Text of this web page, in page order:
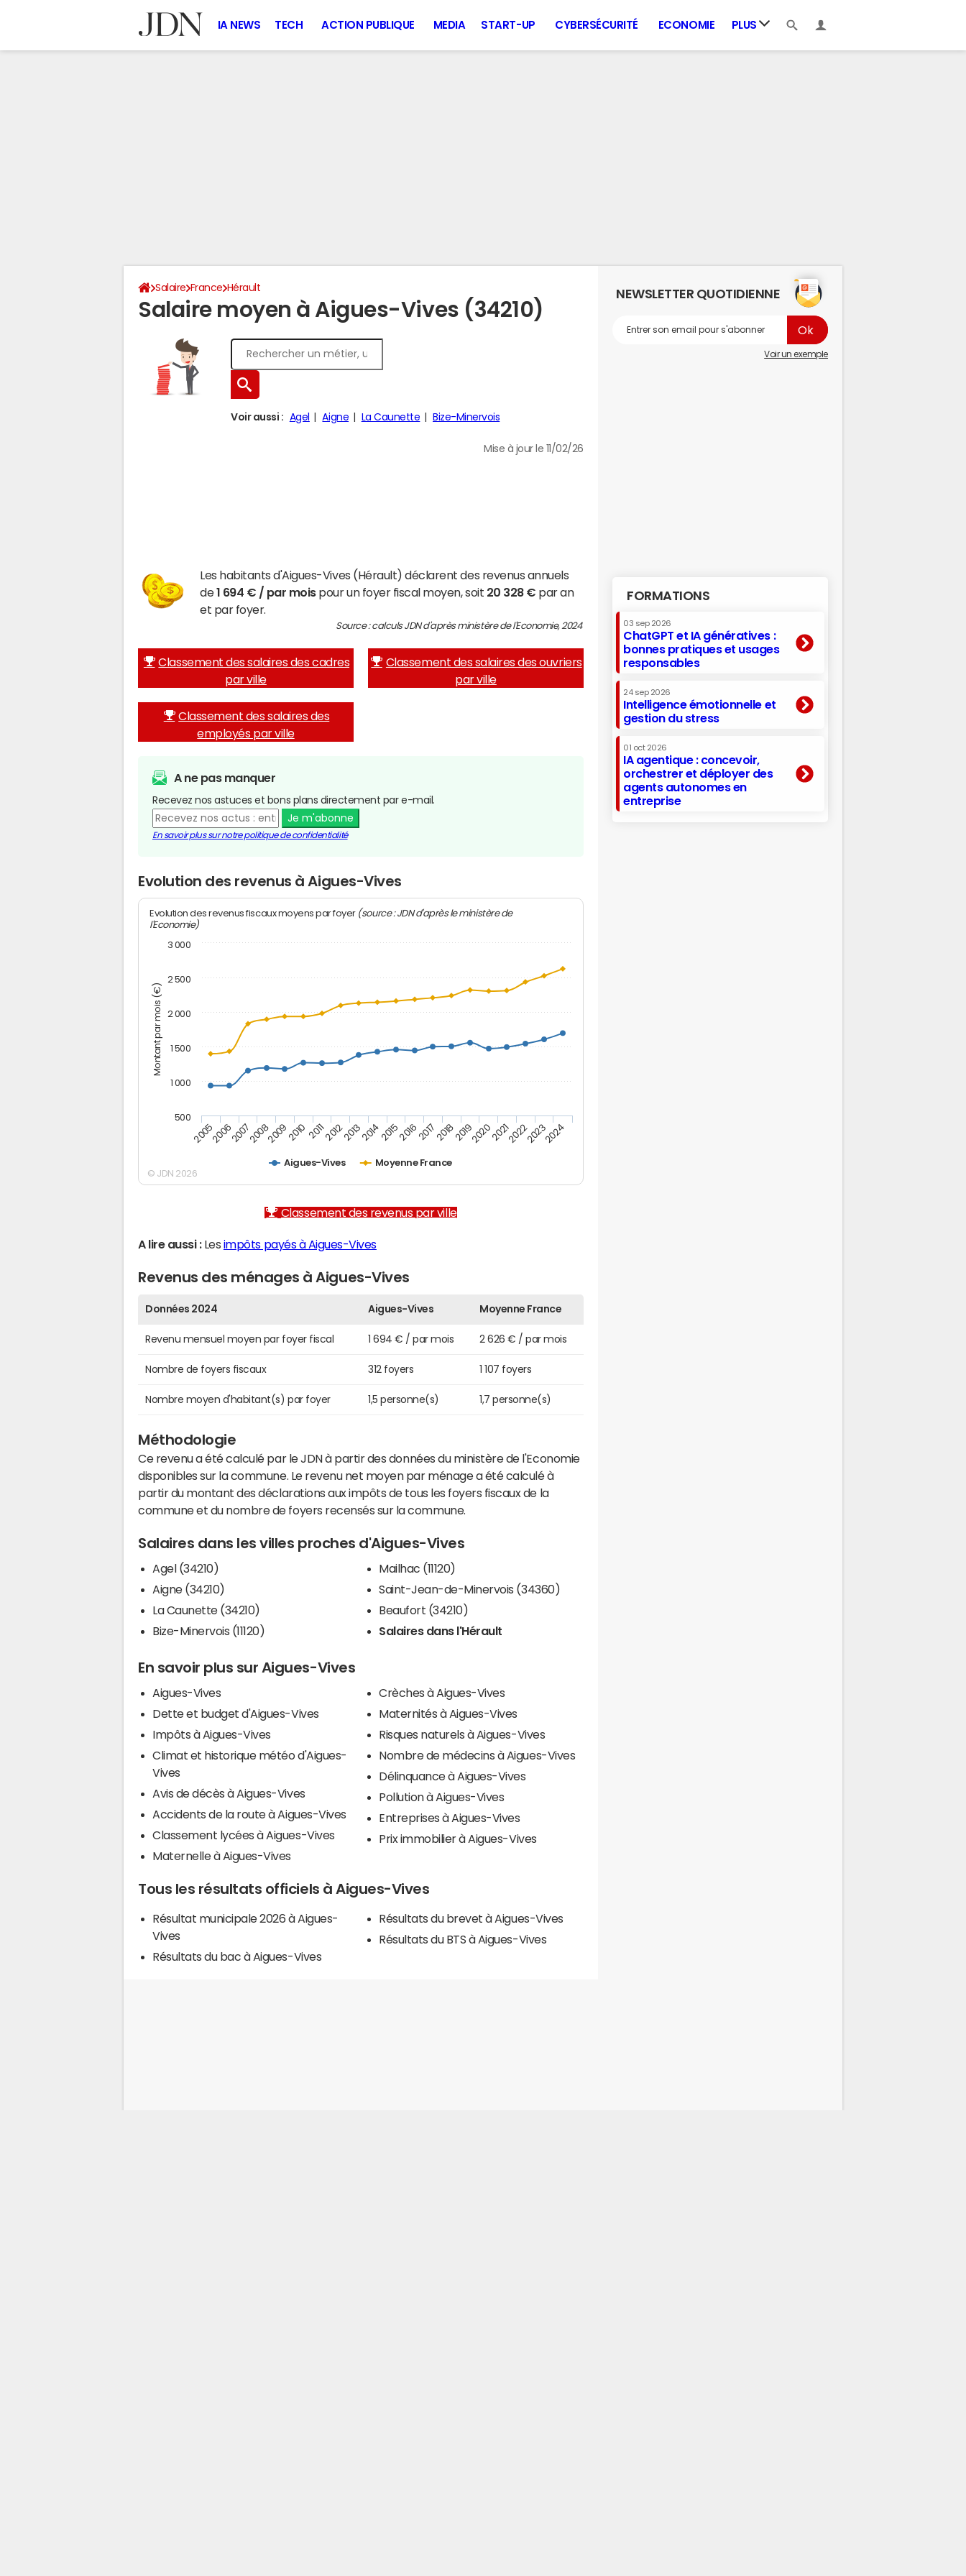
IA NEWS TECH ACTION PUBLIQUE MEDIA START-UP CYBERSÉCURITÉ ECONOMIE PLUS
Salaire France Hérault
Salaire moyen à Aigues-Vives (34210)
Voir aussi : Agel Aigne La Caunette Bize-Minervois
Mise à jour le 11/02/26
Les habitants d'Aigues-Vives (Hérault) déclarent des revenus annuels
de1 694 € / par moispour un foyer fiscal moyen, soit 20 328 € par an
et par foyer.
Source : calculs JDN d'après ministère de l'Economie, 2024
Classement des salaires des cadres
par ville
Classement des salaires des ouvriers
par ville
Classement des salaires des
employés par ville
A ne pas manquer
Recevez nos astuces et bons plans directement par e-mail.
Je m'abonne
En savoir plus sur notre politique de confidentialité
Evolution des revenus à Aigues-Vives
Montant par mois (€)
Evolution des revenus fiscaux moyens par foyer (source : JDN d'après le ministère de
l'Economie)
Aigues-Vives Moyenne France
200520062007200820092010 20112012201320142015201620172018201920202021202220232024
500
1 000
1 500
2 000
2 500
3 000
© JDN 2026
Classement des revenus par ville
A lire aussi :Les impôts payés à Aigues-Vives
Revenus des ménages à Aigues-Vives
Données 2024 Aigues-Vives Moyenne France
Revenu mensuel moyen par foyer fiscal 1 694 € / par mois 2 626 € / par mois
Nombre de foyers fiscaux 312 foyers 1 107 foyers
Nombre moyen d'habitant(s) par foyer 1,5 personne(s) 1,7 personne(s)
Méthodologie
Ce revenu a été calculé par le JDN à partir des données du ministère de l'Economie
disponibles sur la commune. Le revenu net moyen par ménage a été calculé à
partir du montant des déclarations aux impôts de tous les foyers fiscaux de la
commune et du nombre de foyers recensés sur la commune.
Salaires dans les villes proches d'Aigues-Vives
Agel (34210)
Aigne (34210)
La Caunette (34210)
Bize-Minervois (11120)
Mailhac (11120)
Saint-Jean-de-Minervois (34360)
Beaufort (34210)
Salaires dans l'Hérault
En savoir plus sur Aigues-Vives
Aigues-Vives
Dette et budget d'Aigues-Vives
Impôts à Aigues-Vives
Climat et historique météo d'Aigues-
Vives
Avis de décès à Aigues-Vives
Accidents de la route à Aigues-Vives
Classement lycées à Aigues-Vives
Maternelle à Aigues-Vives
Crèches à Aigues-Vives
Maternités à Aigues-Vives
Risques naturels à Aigues-Vives
Nombre de médecins à Aigues-Vives
Délinquance à Aigues-Vives
Pollution à Aigues-Vives
Entreprises à Aigues-Vives
Prix immobilier à Aigues-Vives
Tous les résultats officiels à Aigues-Vives
Résultat municipale 2026 à Aigues-
Vives
Résultats du bac à Aigues-Vives
Résultats du brevet à Aigues-Vives
Résultats du BTS à Aigues-Vives
NEWSLETTER QUOTIDIENNE
Voir un exemple
FORMATIONS
03 sep 2026
ChatGPT et IA génératives :
bonnes pratiques et usages
responsables
24 sep 2026
Intelligence émotionnelle et
gestion du stress
01 oct 2026
IA agentique : concevoir,
orchestrer et déployer des
agents autonomes en
entreprise